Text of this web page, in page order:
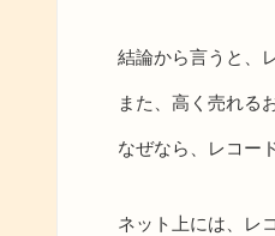
結論から言うと、
また、高く売れる
なぜなら、レコー
ネット上には、レ